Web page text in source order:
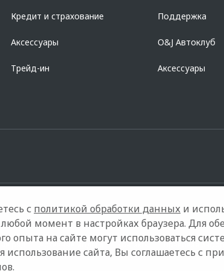
Кредит и страхование
Аксессуары
Трейд-ин
Поддержка
O&J Автоклуб
Аксессуары
ряд Архивные модели Контакты Правовая
с политикой обработки данных и
момент в настройках браузера. Для
опыта на сайте могут использоваться
сайта, Вы соглашаетесь с